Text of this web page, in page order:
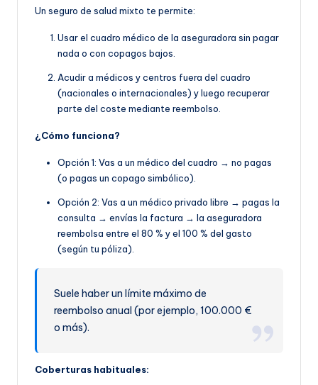
Un seguro de salud mixto te permite:
Usar el cuadro médico de la aseguradora sin pagar
nada o con copagos bajos.
Acudir a médicos y centros fuera del cuadro
(nacionales o internacionales) y luego recuperar
parte del coste mediante reembolso.
¿Cómo funciona?
Opción 1: Vas a un médico del cuadro → no pagas
(o pagas un copago simbólico).
Opción 2: Vas a un médico privado libre → pagas la
consulta → envías la factura → la aseguradora
reembolsa entre el 80 % y el 100 % del gasto
(según tu póliza).
Suele haber un límite máximo de
reembolso anual (por ejemplo, 100.000 €
o más).
Coberturas habituales: